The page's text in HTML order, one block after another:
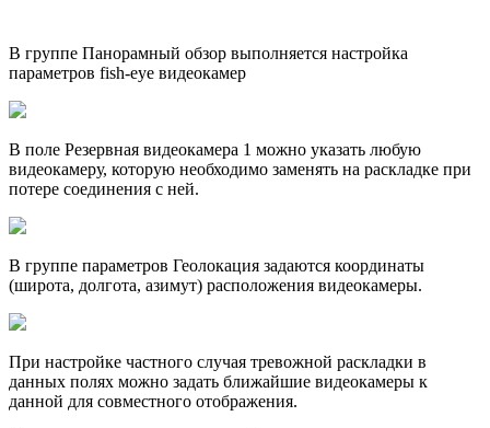
В группе Панорамный обзор выполняется настройка
параметров fish-eye видеокамер
В поле Резервная видеокамера 1 можно указать любую
видеокамеру, которую необходимо заменять на раскладке при
потере соединения с ней.
В группе параметров Геолокация задаются координаты
(широта, долгота, азимут) расположения видеокамеры.
При настройке частного случая тревожной раскладки в
данных полях можно задать ближайшие видеокамеры к
данной для совместного отображения.